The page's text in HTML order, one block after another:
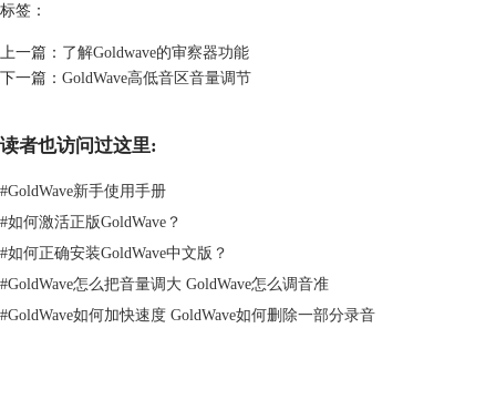
需要说明的是，如果没有选择结束标记，那么从开始标记处起的所有音频
标签：
上一篇： 了解Goldwave的审察器功能
下一篇： GoldWave高低音区音量调节
读者也访问过这里:
#GoldWave新手使用手册
#如何激活正版GoldWave？
#如何正确安装GoldWave中文版？
#GoldWave怎么把音量调大 GoldWave怎么调音准
#GoldWave如何加快速度 GoldWave如何删除一部分录音